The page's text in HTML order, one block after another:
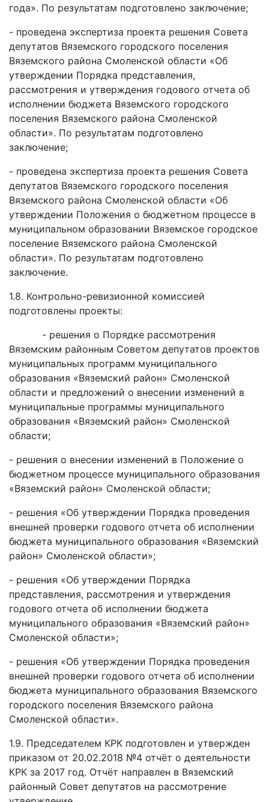
года». По результатам подготовлено заключение;
- проведена экспертиза проекта решения Совета
депутатов Вяземского городского поселения
Вяземского района Смоленской области «Об
утверждении Порядка представления,
рассмотрения и утверждения годового отчета об
исполнении бюджета Вяземского городского
поселения Вяземского района Смоленской
области». По результатам подготовлено
заключение;
- проведена экспертиза проекта решения Совета
депутатов Вяземского городского поселения
Вяземского района Смоленской области «Об
утверждении Положения о бюджетном процессе в
муниципальном образовании Вяземское городское
поселение Вяземского района Смоленской
области». По результатам подготовлено
заключение.
1.8. Контрольно-ревизионной комиссией
подготовлены проекты:
- решения о Порядке рассмотрения
Вяземским районным Советом депутатов проектов
муниципальных программ муниципального
образования «Вяземский район» Смоленской
области и предложений о внесении изменений в
муниципальные программы муниципального
образования «Вяземский район» Смоленской
области;
- решения о внесении изменений в Положение о
бюджетном процессе муниципального образования
«Вяземский район» Смоленской области;
- решения «Об утверждении Порядка проведения
внешней проверки годового отчета об исполнении
бюджета муниципального образования «Вяземский
район» Смоленской области»;
- решения «Об утверждении Порядка
представления, рассмотрения и утверждения
годового отчета об исполнении бюджета
муниципального образования «Вяземский район»
Смоленской области»;
- решения «Об утверждении Порядка проведения
внешней проверки годового отчета об исполнении
бюджета муниципального образования Вяземского
городского поселения Вяземского района
Смоленской области».
1.9. Председателем КРК подготовлен и утвержден
приказом от 20.02.2018 №4 отчёт о деятельности
КРК за 2017 год. Отчёт направлен в Вяземский
районный Совет депутатов на рассмотрение